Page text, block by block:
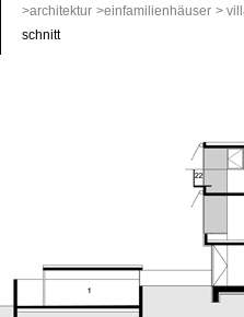
>architektur >einfamilienhäuser >
schnitt